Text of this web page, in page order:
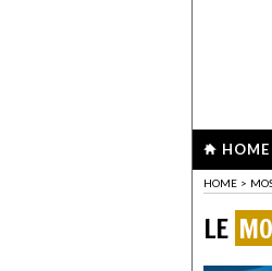
HOME
HOME >
LE